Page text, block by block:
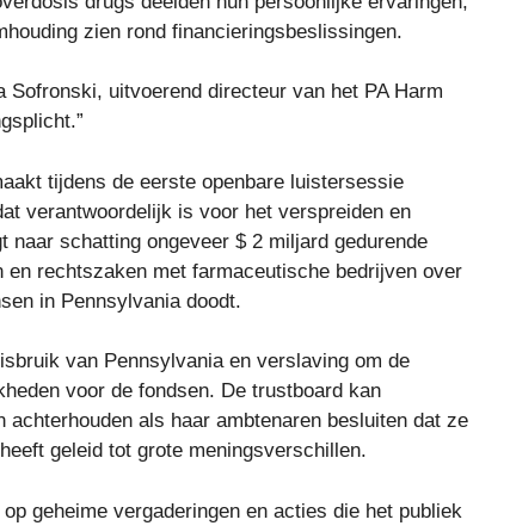
zien rond financieringsbeslissingen.
uitvoerend directeur van het PA Harm
tijdens de eerste openbare luistersessie
verantwoordelijk is voor het verspreiden en
schatting ongeveer $ 2 miljard gedurende
rechtszaken met farmaceutische bedrijven over
in Pennsylvania doodt.
van Pennsylvania en verslaving om de
voor de fondsen. De trustboard kan
als haar ambtenaren besluiten dat ze
geleid tot grote meningsverschillen.
geheime vergaderingen en acties die het publiek